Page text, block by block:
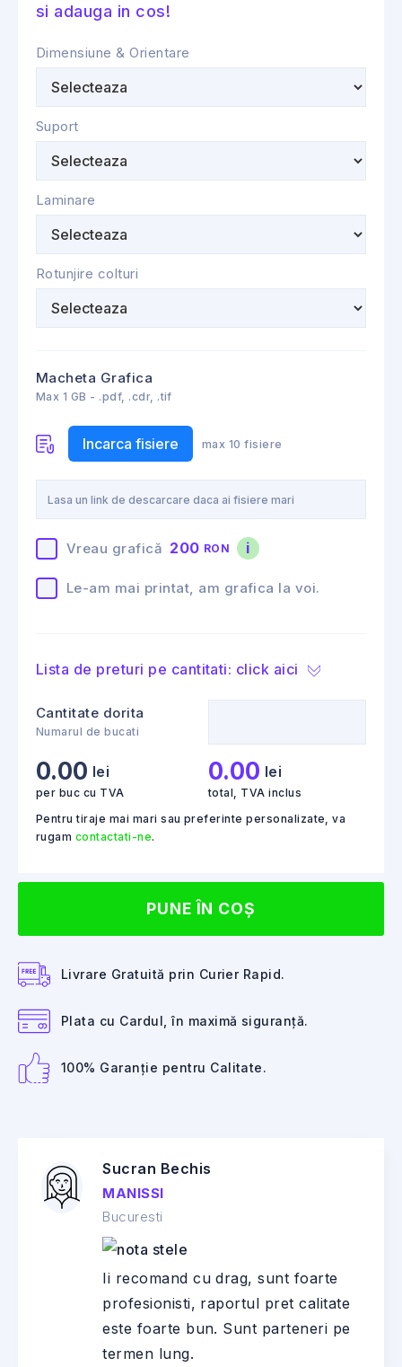
si adauga in cos!
Dimensiune & Orientare
Suport
Laminare
Rotunjire colturi
Macheta Grafica
Max 1 GB - .pdf, .cdr, .tif
Incarca fisiere max 10 fisiere
Vreau grafică 200 RON i
Le-am mai printat, am grafica la voi.
Lista de preturi pe cantitati: click aici
Cantitate dorita
Numarul de bucati
0.00 lei
per buc cu TVA
0.00 lei
total, TVA inclus
Pentru tiraje mai mari sau preferinte personalizate, va
rugam contactati-ne.
PUNE ÎN COȘ
Livrare Gratuită prin Curier Rapid.
Plata cu Cardul, în maximă siguranță.
100% Garanție pentru Calitate.
Sucran Bechis
MANISSI
Bucuresti
Ii recomand cu drag, sunt foarte
profesionisti, raportul pret calitate
este foarte bun. Sunt parteneri pe
termen lung.